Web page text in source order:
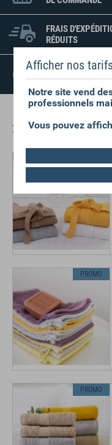
FRAIS
RÉDUITS
SATISFAIT OU
REMBOURSÉ
Dans la même
PROMO
PROMO
PreviousNext
Afficher nos
Notre site vend
professionnels
Vous pouvez